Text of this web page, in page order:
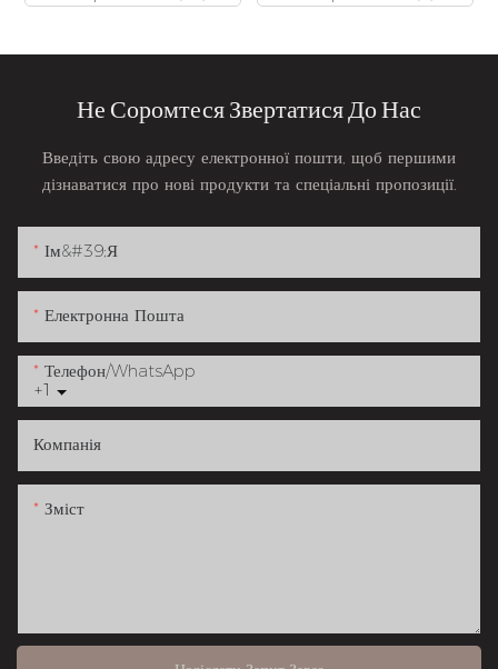
Не Соромтеся Звертатися До Нас
Введіть свою адресу електронної пошти, щоб першими
дізнаватися про нові продукти та спеціальні пропозиції.
Ім&#39;я
Електронна Пошта
+1
Телефон/WhatsApp
Компанія
Зміст